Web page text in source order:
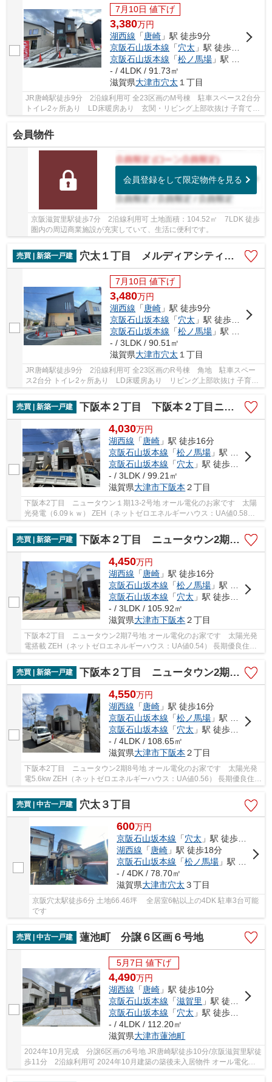
7月10日 値下げ
3,380万円
湖西線 「唐崎 」駅 徒歩9分
京阪石山坂本線 「穴太 」駅 徒歩6分
京阪石山坂本線 「松ノ馬場 」駅 徒歩21分
- / 4LDK / 91.73㎡
滋賀県大津市穴太 １丁目
JR唐崎駅徒歩9分 2沿線利用可 全23区画のM号棟 駐車スペース2台分
トイレ2ヶ所あり LD床暖房あり 玄関・リビング上部吹抜け 子育てフ
会員物件
会員登録をして限定物件を見る
京阪滋賀里駅徒歩7分 2沿線利用可 土地面積：104.52㎡ 7LDK 徒歩
圏内の周辺商業施設が充実していて、生活に便利です。
売買 | 新築一戸建 穴太１丁目 メルディアシティ唐崎R号棟
7月10日 値下げ
3,480万円
湖西線 「 唐崎 」駅 徒歩9分
京阪石山坂本線 「穴太 」駅 徒歩6分
京阪石山坂本線 「松ノ馬場 」駅 徒歩21分
- / 3LDK / 90.51㎡
滋賀県大津市穴太 １丁目
JR唐崎駅徒歩9分 2沿線利用可 全23区画のR号棟 角地 駐車スペー
ス2台分 トイレ2ヶ所あり LD床暖房あり リビング上部吹抜け 子育て
売買 | 新築一戸建
下阪本２丁目 下阪本２丁目ニュータウン1期13-2号地
4,030万円
湖西線 「 唐崎 」駅 徒歩16分
京阪石山坂本線 「松ノ馬場 」駅 徒歩12分
京阪石山坂本線 「穴太 」駅 徒歩14分
- / 3LDK / 99.21㎡
滋賀県大津市下阪本 ２丁目
下阪本2丁目 ニュータウン１期13-2号地 オール電化のお家です 太陽
光発電（6.09ｋｗ） ZEH（ネットゼロエネルギーハウス：UA値0.58）
長期優良住宅(耐震等級3取得） 制震装置（TRC...
売買 | 新築一戸建
下阪本２丁目 ニュータウン2期7号地
4,450万円
湖西線 「 唐崎 」駅 徒歩16分
京阪石山坂本線 「松ノ馬場 」駅 徒歩12分
京阪石山坂本線 「穴太 」駅 徒歩14分
- / 3LDK / 105.92㎡
滋賀県大津市下阪本 ２丁目
下阪本2丁目 ニュータウン2期7号地 オール電化のお家です 太陽光発
電搭載 ZEH（ネットゼロエネルギーハウス：UA値0.54） 長期優良住宅
(耐震等級3取得） 制震装置（TRCダンパー） 駐...
売買 | 新築一戸建
下阪本２丁目 ニュータウン2期8号地
4,550万円
湖西線 「唐崎 」駅 徒歩16分
京阪石山坂本線 「松ノ馬場 」駅 徒歩12分
京阪石山坂本線 「穴太 」駅 徒歩14分
- / 4LDK / 108.65㎡
滋賀県大津市下阪本 ２丁目
下阪本2丁目 ニュータウン2期8号地 オール電化のお家です 太陽光発
電5.6kw ZEH（ネットゼロエネルギーハウス：UA値0.56） 長期優良住宅
(耐震等級3取得） 制震装置（TRCダンパー） ...
売買 | 中古一戸建
穴太３丁目
600万円
京阪石山坂本線 「穴太 」駅 徒歩6分
湖西線 「唐崎 」駅 徒歩18分
京阪石山坂本線 「松ノ馬場 」駅 徒歩25分
- / 4DK / 78.70㎡
滋賀県大津市穴太 ３丁目
京阪穴太駅徒歩6分 土地66.46坪 全居室6帖以上の4DK 駐車3台可能
です
売買 | 中古一戸建 蓮池町 分譲６区画６号地
5月7日 値下げ
4,490万円
湖西線 「 唐崎 」駅 徒歩10分
京阪石山坂本線 「滋賀里 」駅 徒歩11分
京阪石山坂本線 「穴太 」駅 徒歩21分
- / 4LDK / 112.20㎡
滋賀県大津市蓮池町
2024年10月完成 分譲6区画の6号地 JR唐崎駅徒歩10分/京阪滋賀里駅徒
歩11分 2沿線利用可 2024年10月建築の築後未入居物件 オール電化住